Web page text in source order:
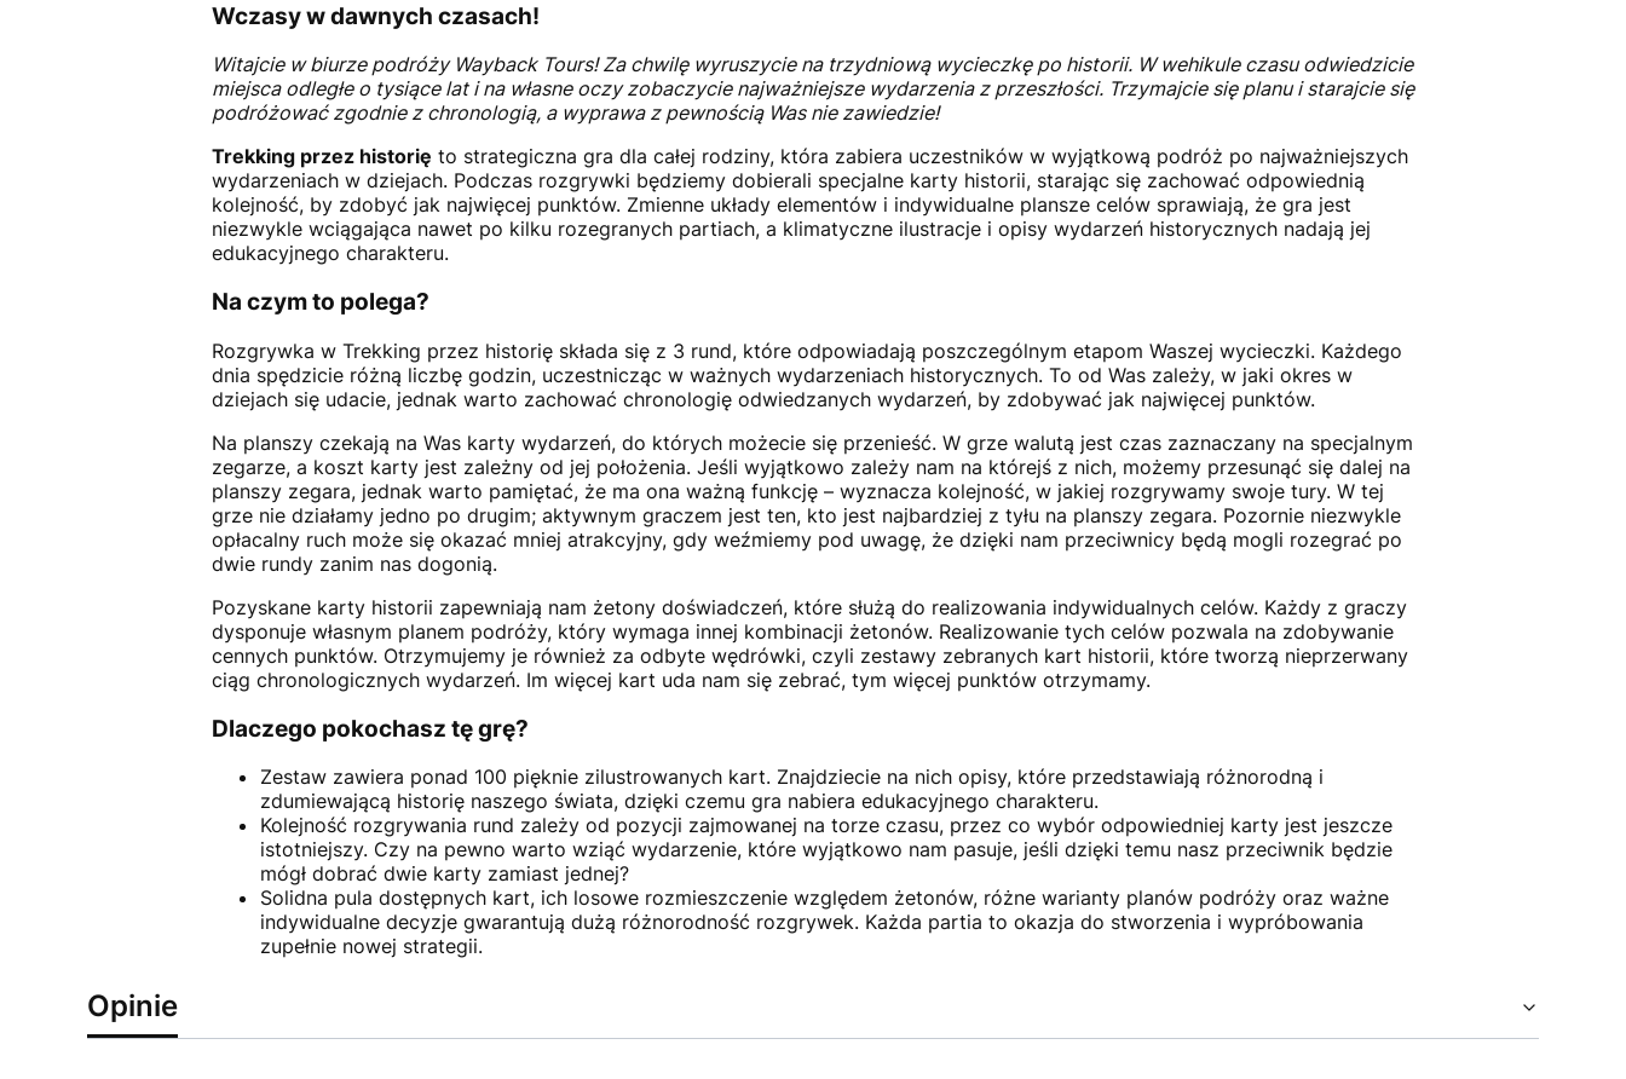
Wczasy w dawnych czasach!
Witajcie w biurze podróży Wayback Tours! Za chwilę wyruszycie na trzydniową wycieczkę po historii. W wehikule czasu odwiedzicie
miejsca odległe o tysiące lat i na własne oczy zobaczycie najważniejsze wydarzenia z przeszłości. Trzymajcie się planu i starajcie się
podróżować zgodnie z chronologią, a wyprawa z pewnością Was nie zawiedzie!
Trekking przez historię to strategiczna gra dla całej rodziny, która zabiera uczestników w wyjątkową podróż po najważniejszych
wydarzeniach w dziejach. Podczas rozgrywki będziemy dobierali specjalne karty historii, starając się zachować odpowiednią
kolejność, by zdobyć jak najwięcej punktów. Zmienne układy elementów i indywidualne plansze celów sprawiają, że gra jest
niezwykle wciągająca nawet po kilku rozegranych partiach, a klimatyczne ilustracje i opisy wydarzeń historycznych nadają jej
edukacyjnego charakteru.
Na czym to polega?
Rozgrywka w Trekking przez historię składa się z 3 rund, które odpowiadają poszczególnym etapom Waszej wycieczki. Każdego
dnia spędzicie różną liczbę godzin, uczestnicząc w ważnych wydarzeniach historycznych. To od Was zależy, w jaki okres w
dziejach się udacie, jednak warto zachować chronologię odwiedzanych wydarzeń, by zdobywać jak najwięcej punktów.
Na planszy czekają na Was karty wydarzeń, do których możecie się przenieść. W grze walutą jest czas zaznaczany na specjalnym
zegarze, a koszt karty jest zależny od jej położenia. Jeśli wyjątkowo zależy nam na którejś z nich, możemy przesunąć się dalej na
planszy zegara, jednak warto pamiętać, że ma ona ważną funkcję – wyznacza kolejność, w jakiej rozgrywamy swoje tury. W tej
grze nie działamy jedno po drugim; aktywnym graczem jest ten, kto jest najbardziej z tyłu na planszy zegara. Pozornie niezwykle
opłacalny ruch może się okazać mniej atrakcyjny, gdy weźmiemy pod uwagę, że dzięki nam przeciwnicy będą mogli rozegrać po
dwie rundy zanim nas dogonią.
Pozyskane karty historii zapewniają nam żetony doświadczeń, które służą do realizowania indywidualnych celów. Każdy z graczy
dysponuje własnym planem podróży, który wymaga innej kombinacji żetonów. Realizowanie tych celów pozwala na zdobywanie
cennych punktów. Otrzymujemy je również za odbyte wędrówki, czyli zestawy zebranych kart historii, które tworzą nieprzerwany
ciąg chronologicznych wydarzeń. Im więcej kart uda nam się zebrać, tym więcej punktów otrzymamy.
Dlaczego pokochasz tę grę?
Zestaw zawiera ponad 100 pięknie zilustrowanych kart. Znajdziecie na nich opisy, które przedstawiają różnorodną i
zdumiewającą historię naszego świata, dzięki czemu gra nabiera edukacyjnego charakteru.
Kolejność rozgrywania rund zależy od pozycji zajmowanej na torze czasu, przez co wybór odpowiedniej karty jest jeszcze
istotniejszy. Czy na pewno warto wziąć wydarzenie, które wyjątkowo nam pasuje, jeśli dzięki temu nasz przeciwnik będzie
mógł dobrać dwie karty zamiast jednej?
Solidna pula dostępnych kart, ich losowe rozmieszczenie względem żetonów, różne warianty planów podróży oraz ważne
indywidualne decyzje gwarantują dużą różnorodność rozgrywek. Każda partia to okazja do stworzenia i wypróbowania
zupełnie nowej strategii.
Opinie